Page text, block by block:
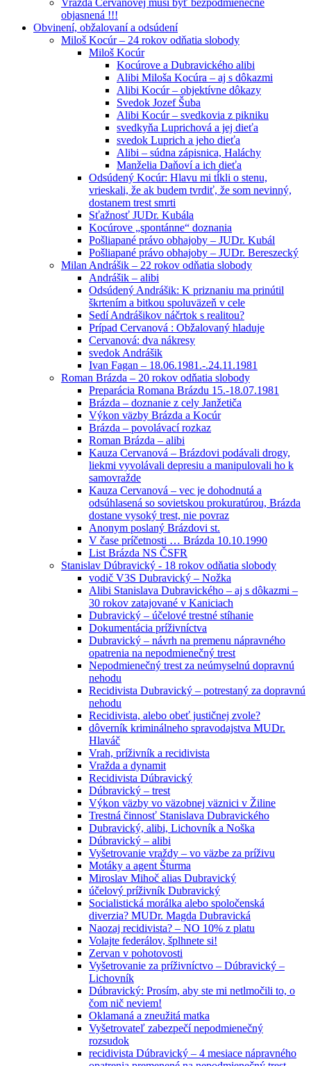
objasnená !!!
Obvinení, obžalovaní a odsúdení
Miloš Kocúr – 24 rokov odňatia slobody
Miloš Kocúr
Kocúrove a Dubravického alibi
Alibi Miloša Kocúra – aj s dôkazmi
Alibi Kocúr – objektívne dôkazy
Svedok Jozef Šuba
Alibi Kocúr – svedkovia z pikniku
svedkyňa Luprichová a jej dieťa
svedok Luprich a jeho dieťa
Alibi – súdna zápisnica, Haláchy
Manželia Daňoví a ich dieťa
Odsúdený Kocúr: Hlavu mi tĺkli o stenu,
vrieskali, že ak budem tvrdiť, že som nevinný,
dostanem trest smrti
Sťažnosť JUDr. Kubála
Kocúrove „spontánne“ doznania
Pošliapané právo obhajoby – JUDr. Kubál
Pošliapané právo obhajoby – JUDr. Bereszecký
Milan Andrášik – 22 rokov odňatia slobody
Andrášik – alibi
Odsúdený Andrášik: K priznaniu ma prinútil
škrtením a bitkou spoluväzeň v cele
Sedí Andrášikov náčrtok s realitou?
Prípad Cervanová : Obžalovaný hladuje
Cervanová: dva nákresy
svedok Andrášik
Ivan Fagan – 18.06.1981.-.24.11.1981
Roman Brázda – 20 rokov odňatia slobody
Preparácia Romana Brázdu 15.-18.07.1981
Brázda – doznanie z cely Janžetiča
Výkon väzby Brázda a Kocúr
Brázda – povolávací rozkaz
Roman Brázda – alibi
Kauza Cervanová – Brázdovi podávali drogy,
liekmi vyvolávali depresiu a manipulovali ho k
samovražde
Kauza Cervanová – vec je dohodnutá a
odsúhlasená so sovietskou prokuratúrou, Brázda
dostane vysoký trest, nie povraz
Anonym poslaný Brázdovi st.
V čase príčetnosti … Brázda 10.10.1990
List Brázda NS ČSFR
Stanislav Dúbravický - 18 rokov odňatia slobody
vodič V3S Dubravický – Nožka
Alibi Stanislava Dubravického – aj s dôkazmi –
30 rokov zatajované v Kaniciach
Dubravický – účelové trestné stíhanie
Dokumentácia príživníctva
Dubravický – návrh na premenu nápravného
opatrenia na nepodmienečný trest
Nepodmienečný trest za neúmyselnú dopravnú
nehodu
Recidivista Dubravický – potrestaný za dopravnú
nehodu
Recidivista, alebo obeť justičnej zvole?
dôverník kriminálneho spravodajstva MUDr.
Hlaváč
Vrah, príživník a recidivista
Vražda a dynamit
Recidivista Dúbravický
Dúbravický – trest
Výkon väzby vo väzobnej väznici v Žiline
Trestná činnosť Stanislava Dubravického
Dubravický, alibi, Lichovník a Noška
Dúbravický – alibi
Vyšetrovanie vraždy – vo väzbe za príživu
Motáky a agent Šturma
Miroslav Mihoč alias Dubravický
účelový príživník Dubravický
Socialistická morálka alebo spoločenská
diverzia? MUDr. Magda Dubravická
Naozaj recidivista? – NO 10% z platu
Volajte federálov, šplhnete si!
Zervan v pohotovosti
Vyšetrovanie za príživníctvo – Dúbravický –
Lichovník
Dúbravický: Prosím, aby ste mi netlmočili to, o
čom nič neviem!
Oklamaná a zneužitá matka
Vyšetrovateľ zabezpečí nepodmienečný
rozsudok
recidivista Dúbravický – 4 mesiace nápravného